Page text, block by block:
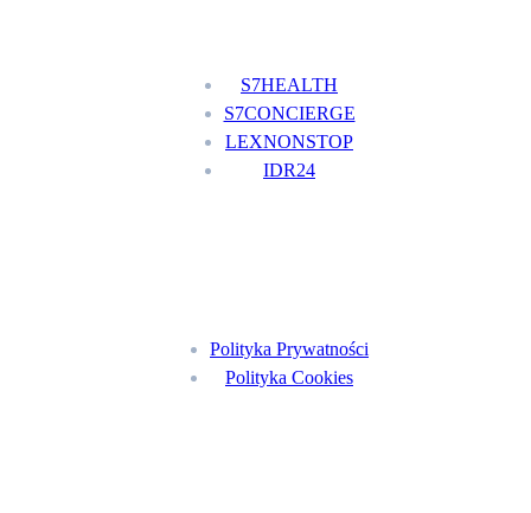
S7HEALTH
S7CONCIERGE
LEXNONSTOP
IDR24
Polityka Prywatności
Polityka Cookies